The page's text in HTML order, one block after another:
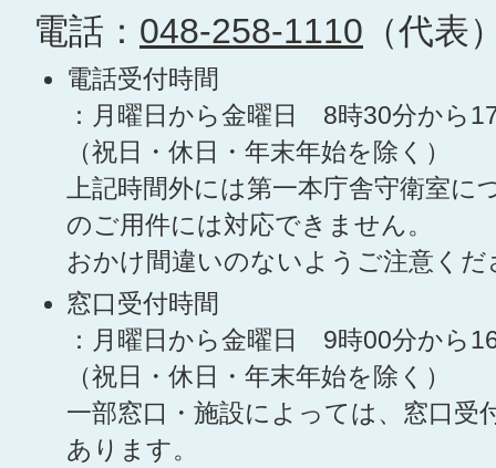
電話： 048-258-1110 （代表
電話受付時間
：月曜日から金曜日 8時30分から
（祝日・休日・年末年始を除く）
上記時間外には第一本庁舎守衛室に
のご用件には対応できません。
おかけ間違いのないようご注意くだ
窓口受付時間
：月曜日から金曜日 9時00分から
（祝日・休日・年末年始を除く）
一部窓口・施設によっては、窓口受
あります。